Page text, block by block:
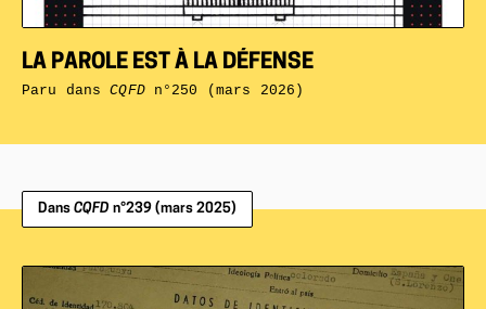
LA PAROLE EST À LA DÉFENSE
Paru dansCQFDn°250 (mars 2026)
Dans CQFD n°239 (mars 2025)